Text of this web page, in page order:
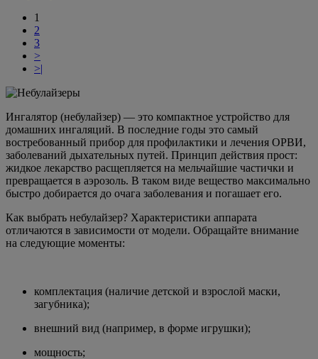
1
2
3
>
>|
Ингалятор (небулайзер) — это компактное устройство для
домашних ингаляций. В последние годы это самый
востребованный прибор для профилактики и лечения ОРВИ,
заболеваний дыхательных путей. Принцип действия прост:
жидкое лекарство расщепляется на мельчайшие частички и
превращается в аэрозоль. В таком виде вещество максимально
быстро добирается до очага заболевания и погашает его.
Как выбрать небулайзер? Характеристики аппарата
отличаются в зависимости от модели. Обращайте внимание
на следующие моменты:
комплектация (наличие детской и взрослой маски,
загубника);
внешний вид (например, в форме игрушки);
мощность;